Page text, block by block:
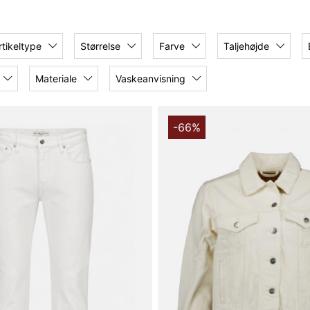
i dag!
Størrelse Farve Taljehøjde
Materiale Vaskeanvisning
-66%